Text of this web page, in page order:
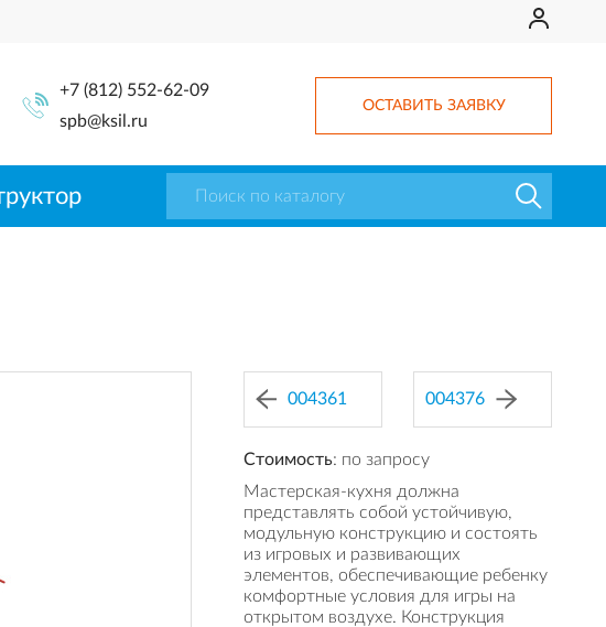
+7 (812) 552-62-09
spb@ksil.ru
ОСТАВИТЬ ЗАЯВКУ
004361 004376
Стоимость: по запросу
Мастерская-кухня должна
представлять собой устойчивую,
модульную конструкцию и состоять
из игровых и развивающих
элементов, обеспечивающие ребенку
комфортные условия для игры на
открытом воздухе. Конструкция